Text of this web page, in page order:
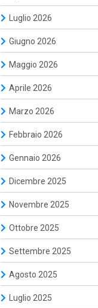
Luglio 2026
Giugno 2026
Maggio 2026
Aprile 2026
Marzo 2026
Febbraio 2026
Gennaio 2026
Dicembre 2025
Novembre 2025
Ottobre 2025
Settembre 2025
Agosto 2025
Luglio 2025